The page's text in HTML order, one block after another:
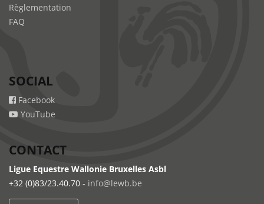
Règlementation
FAQ
SOCIAL
Facebook
YouTube
CONTACT
Ligue Equestre Wallonie Bruxelles Asbl
+32 (0)83/23.40.70 - info@lewb.be